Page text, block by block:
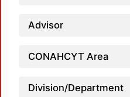
Advisor
CONAHCYT Area
Division/Department